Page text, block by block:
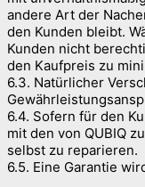
andere Art der
den Kunden bleibt.
Kunden nicht
den Kaufpreis zu
6.3. Natürlicher
6.4. Sofern für den
mit den von QUBIQ
selbst zu reparieren.
6.5. Eine Garantie